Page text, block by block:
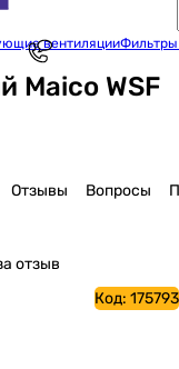
вентиляцииФильтры
Maico WSF
Отзывы Вопросы
отзыв
Код: 175793